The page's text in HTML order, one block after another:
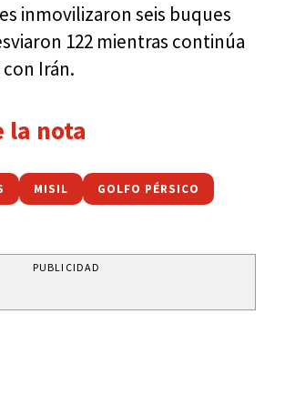
inmovilizaron seis buques
122 mientras continúa
Irán.
la nota
MISIL GOLFO PÉRSICO
PUBLICIDAD